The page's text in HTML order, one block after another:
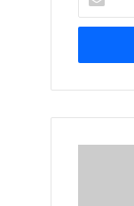
your
Email